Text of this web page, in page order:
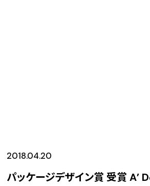
2018.04.20
パッケージデザイン賞 受賞 A’